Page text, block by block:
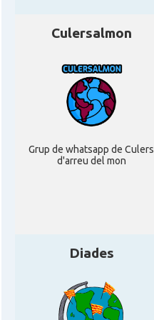
Culersalmon
Grup de whatsapp de Culers
d'arreu del mon
Diades